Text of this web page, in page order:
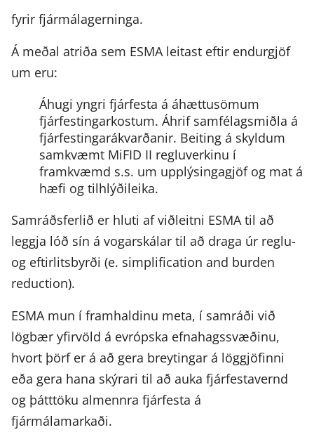
fyrir fjármálagerninga.
Á meðal atriða sem ESMA leitast eftir endurgjöf
um eru:
Áhugi yngri fjárfesta á áhættusömum
fjárfestingarkostum. Áhrif samfélagsmiðla á
fjárfestingarákvarðanir. Beiting á skyldum
samkvæmt MiFID II regluverkinu í
framkvæmd s.s. um upplýsingagjöf og mat á
hæfi og tilhlýðileika.
Samráðsferlið er hluti af viðleitni ESMA til að
leggja lóð sín á vogarskálar til að draga úr reglu-
og eftirlitsbyrði (e. simplification and burden
reduction).
ESMA mun í framhaldinu meta, í samráði við
lögbær yfirvöld á evrópska efnahagssvæðinu,
hvort þörf er á að gera breytingar á löggjöfinni
eða gera hana skýrari til að auka fjárfestavernd
og þátttöku almennra fjárfesta á
fjármálamarkaði.